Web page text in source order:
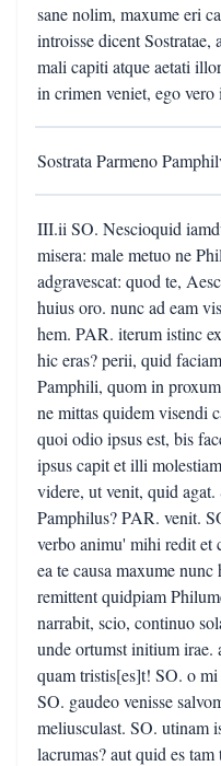
sane nolim, maxume eri
introisse dicent
mali capiti atque aetati
in crimen veniet, ego
Sostrata Parmeno
III.ii SO. Nescioquid
misera: male metuo ne
adgravescat: quod te,
huius oro. nunc ad eam
hem. PAR. iterum istinc
hic eras? perii, quid
Pamphili, quom in
ne mittas quidem visendi
quoi odio ipsus est, bis
ipsus capit et illi
videre, ut venit, quid
Pamphilus? PAR. venit.
verbo animu' mihi redit et
ea te causa maxume
remittent quidpiam
narrabit, scio, continuo
unde ortumst initium irae.
quam tristis[es]t! SO. o
SO. gaudeo venisse
meliusculast. SO. utinam
lacrumas? aut quid es